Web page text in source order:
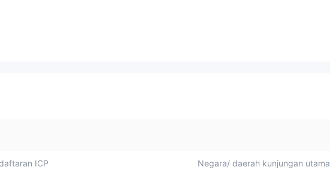
ICP
Negara/ daerah kunjungan utama